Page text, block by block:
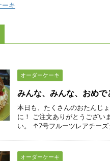
ーキ
オーダーケーキ
みんな、みんな、おめで
本日も、たくさんのおたんじ
に！ ご注文ありがとうござい
い。 ↑7号フルーツレアチー
オーダーケーキ